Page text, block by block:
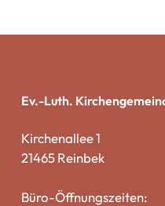
Ev.-Luth.
Kirchenallee 1
21465 Reinbek
Büro-Öffnungszeiten: